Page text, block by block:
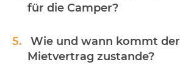
für die Camper?
5.
Wie und wann kommt der
Mietvertrag zustande?